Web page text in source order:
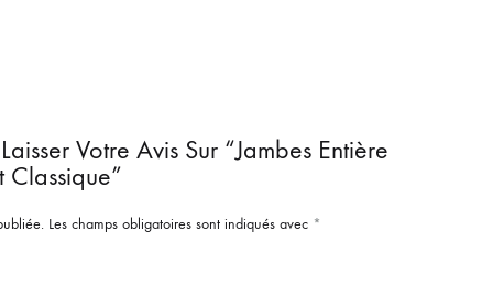
Votre Avis Sur “Jambes Entière
Les champs obligatoires sont indiqués avec *